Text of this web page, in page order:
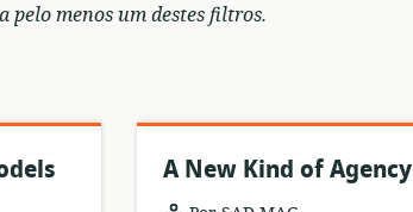
pelo menos um destes filtros.
A New Kind of Agency